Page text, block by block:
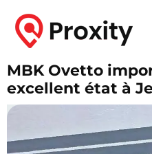
MBK Ovetto
excellent état à